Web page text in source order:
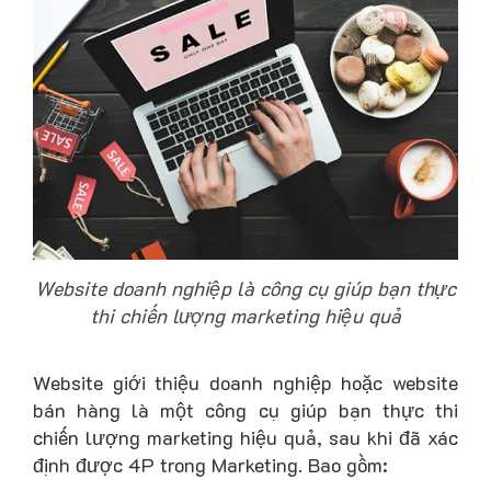
Website doanh nghiệp là công cụ giúp bạn thực
thi chiến lượng marketing hiệu quả
Website giới thiệu doanh nghiệp hoặc website
bán hàng là một công cụ giúp bạn thực thi
chiến lượng marketing hiệu quả, sau khi đã xác
định được 4P trong Marketing. Bao gồm: